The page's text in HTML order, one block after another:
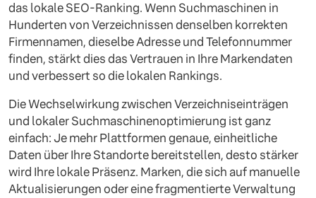
das lokale SEO-Ranking. Wenn Suchmaschinen in
Hunderten von Verzeichnissen denselben korrekten
Firmennamen, dieselbe Adresse und Telefonnummer
finden, stärkt dies das Vertrauen in Ihre Markendaten
und verbessert so die lokalen Rankings.
Die Wechselwirkung zwischen Verzeichniseinträgen
und lokaler Suchmaschinenoptimierung ist ganz
einfach: Je mehr Plattformen genaue, einheitliche
Daten über Ihre Standorte bereitstellen, desto stärker
wird Ihre lokale Präsenz. Marken, die sich auf manuelle
Aktualisierungen oder eine fragmentierte Verwaltung